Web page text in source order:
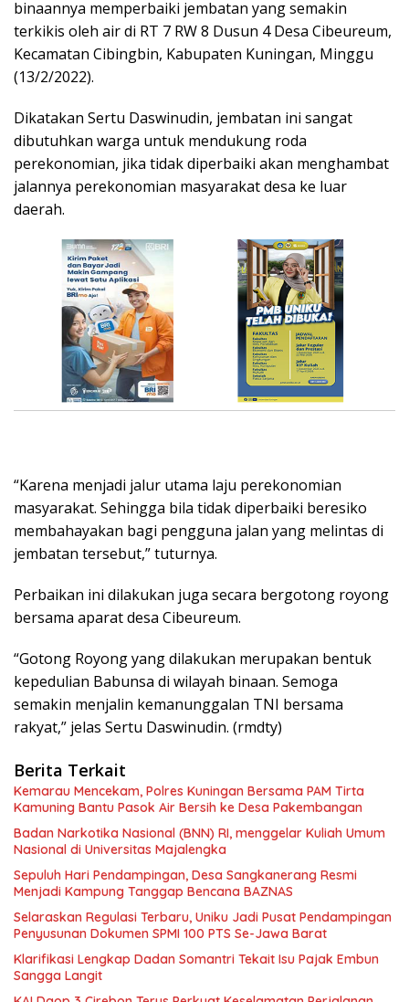
binaannya memperbaiki jembatan yang semakin
terkikis oleh air di RT 7 RW 8 Dusun 4 Desa Cibeureum,
Kecamatan Cibingbin, Kabupaten Kuningan, Minggu
(13/2/2022).
Dikatakan Sertu Daswinudin, jembatan ini sangat
dibutuhkan warga untuk mendukung roda
perekonomian, jika tidak diperbaiki akan menghambat
jalannya perekonomian masyarakat desa ke luar
daerah.
“Karena menjadi jalur utama laju perekonomian
masyarakat. Sehingga bila tidak diperbaiki beresiko
membahayakan bagi pengguna jalan yang melintas di
jembatan tersebut,” tuturnya.
Perbaikan ini dilakukan juga secara bergotong royong
bersama aparat desa Cibeureum.
“Gotong Royong yang dilakukan merupakan bentuk
kepedulian Babunsa di wilayah binaan. Semoga
semakin menjalin kemanunggalan TNI bersama
rakyat,” jelas Sertu Daswinudin. (rmdty)
Berita Terkait
Kemarau Mencekam, Polres Kuningan Bersama PAM Tirta
Kamuning Bantu Pasok Air Bersih ke Desa Pakembangan
Badan Narkotika Nasional (BNN) RI, menggelar Kuliah Umum
Nasional di Universitas Majalengka
Sepuluh Hari Pendampingan, Desa Sangkanerang Resmi
Menjadi Kampung Tanggap Bencana BAZNAS
Selaraskan Regulasi Terbaru, Uniku Jadi Pusat Pendampingan
Penyusunan Dokumen SPMI 100 PTS Se-Jawa Barat
Klarifikasi Lengkap Dadan Somantri Tekait Isu Pajak Embun
Sangga Langit